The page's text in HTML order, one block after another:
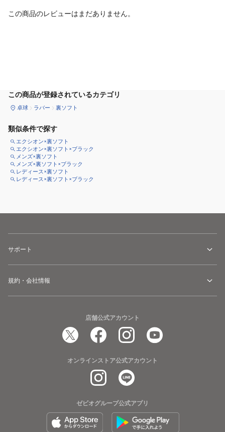
この商品のレビューはまだありません。
この商品が登録されているカテゴリ
卓球 ラバー 裏ソフト
類似条件で探す
エクシオン×裏ソフト
エクシオン×裏ソフト×ブラック
メンズ×裏ソフト
メンズ×裏ソフト×ブラック
レディース×裏ソフト
レディース×裏ソフト×ブラック
サポート
規約・会社情報
店舗公式アカウント
オンラインストア公式アカウント
ゼビオグループ公式アプリ